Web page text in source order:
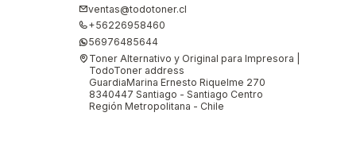
ventas@todotoner.cl
+56226958460
56976485644
Toner Alternativo y Original para Impresora |
TodoToner address
GuardiaMarina Ernesto Riquelme 270
8340447 Santiago - Santiago Centro
Región Metropolitana - Chile